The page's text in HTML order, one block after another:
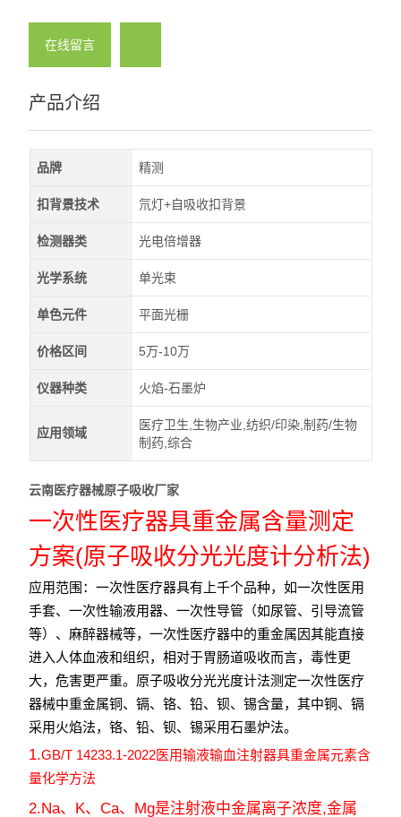
在线留言
产品介绍
品牌 精测
扣背景技术 氘灯+自吸收扣背景
检测器类 光电倍增器
光学系统 单光束
单色元件 平面光栅
价格区间 5万-10万
仪器种类 火焰-石墨炉
应用领域
医疗卫生,生物产业,纺织/印染,制药/生物
制药,综合
云南医疗器械原子吸收厂家
一次性医疗器具重金属含量测定
方案(原子吸收分光光度计分析法)
应用范围：一次性医疗器具有上千个品种，如一次性医用
手套、一次性输液用器、一次性导管（如尿管、引导流管
等）、麻醉器械等，一次性医疗器中的重金属因其能直接
进入人体血液和组织，相对于胃肠道吸收而言，毒性更
大，危害更严重。原子吸收分光光度计法测定一次性医疗
器械中重金属铜、镉、铬、铅、钡、锡含量，其中铜、镉
采用火焰法，铬、铅、钡、锡采用石墨炉法。
1.GB/T 14233.1-2022医用输液输血注射器具重金属元素含
量化学方法
2.Na、 K、Ca、 Mg是注射液中金属离子浓度,金属